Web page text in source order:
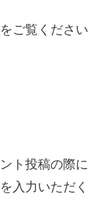
をご覧ください
ト投稿の際に
入力いただく